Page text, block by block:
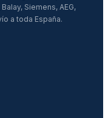
Siemens, AEG,
a toda España.